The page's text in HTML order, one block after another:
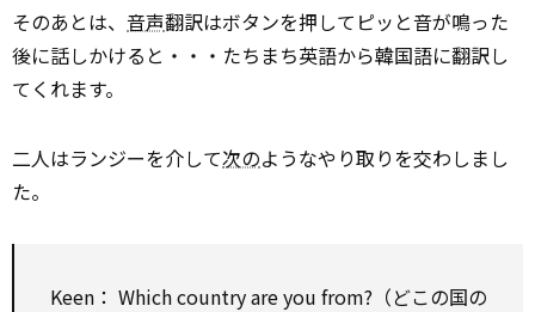
そのあとは、 音声翻訳はボタンを押してピッと音が鳴った
後に話しかけると・・・たちまち英語から韓国語に翻訳し
てくれます。
二人はランジーを介して次のようなやり取りを交わしまし
た。
Keen： Whichcountry are you from?（どこの国の